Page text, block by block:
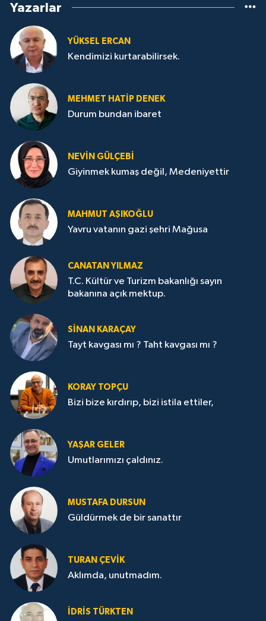
Yazarlar
YÜKSEL ERCAN
Kendimizi kurtarabilirsek.
MEHMET HATİP DENEK
Durum bundan ibaret
NEVİN GÜLÇEBİ
Giyinmek kumaş değil, Medeniyettir
MAHMUT AŞIKOĞLU
Yavru vatanın gazi şehri Mağusa
CANATAN YILMAZ
T.C. Kültür ve Turizm bakanlığı sayın
bakanına açık mektup.
SİNAN KARAÇAY
Tayt kavgası mı ? Taht kavgası mı ?
KORAY TOPÇU
Bizi bize kırdırıp, bizi istila ettiler,
YAŞAR GELER
Umutlarımızı çaldınız.
MUSTAFA DURSUN
Güldürmek de bir sanattır
TURAN ÇEVİK
Aklımda, unutmadım.
İDRİS TÜRKTEN